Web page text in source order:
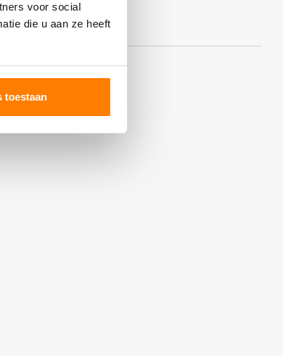
voor social
die u aan ze heeft
toestaan